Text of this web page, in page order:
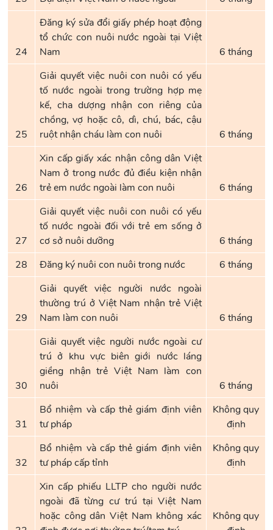
24
Đăng ký sửa đổi giấy phép hoạt động
tổ chức con nuôi nước ngoài tại Việt
Nam
6 tháng
25
Giải quyết việc nuôi con nuôi có yếu
tố nước ngoài trong trường hợp mẹ
kế, cha dượng nhận con riêng của
chồng, vợ hoặc cô, dì, chú, bác, cậu
ruột nhận cháu làm con nuôi
6 tháng
26
Xin cấp giấy xác nhận công dân Việt
Nam ở trong nước đủ điều kiện nhận
trẻ em nước ngoài làm con nuôi
6 tháng
27
Giải quyết việc nuôi con nuôi có yếu
tố nước ngoài đối với trẻ em sống ở
cơ sở nuôi dưỡng
6 tháng
28
Đăng ký nuôi con nuôi trong nước 6 tháng
29
Giải quyết việc người nước ngoài
thường trú ở Việt Nam nhận trẻ Việt
Nam làm con nuôi
6 tháng
30
Giải quyết việc người nước ngoài cư
trú ở khu vực biên giới nước láng
giềng nhận trẻ Việt Nam làm con
nuôi
6 tháng
31
Bổ nhiệm và cấp thẻ giám định viên
tư pháp
Không quy
định
32
Bổ nhiệm và cấp thẻ giám định viên
tư pháp cấp tỉnh
Không quy
định
Xin cấp phiếu LLTP cho người nước
ngoài đã từng cư trú tại Việt Nam
hoặc công dân Việt Nam không xác
Không quy